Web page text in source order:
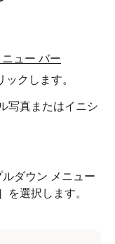
ニュー バー
ックします。
写真またはイニシ
ダウン メニュー
を選択します。